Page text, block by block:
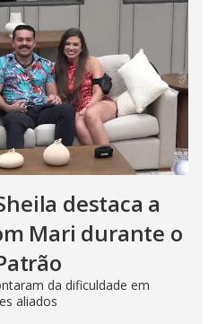
destaca a
Mari durante o
da dificuldade em
aliados